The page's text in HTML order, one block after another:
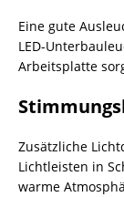
Eine gute
LED-
Arbeitsplatte
Zusätzliche
Lichtleisten in
warme